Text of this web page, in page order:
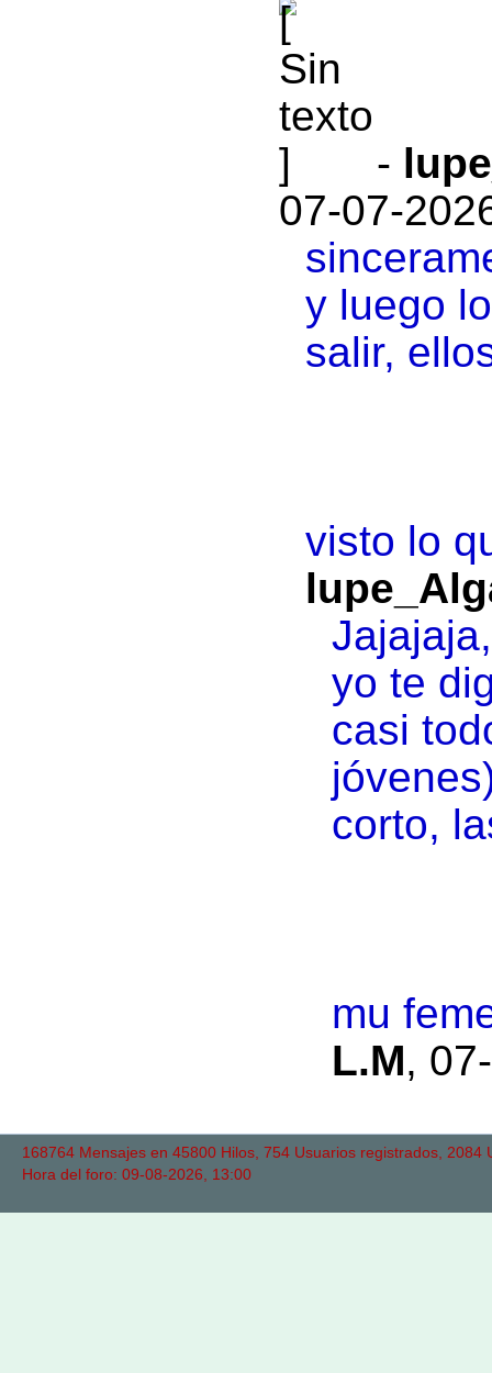
-
07-07-
y luego
salir,
visto lo
yo te
casi
corto,
mu
L.M,
168764 Mensajes en 45800 Hilos, 754 Usuarios registrados,
Hora del foro: 09-08-2026, 13:00